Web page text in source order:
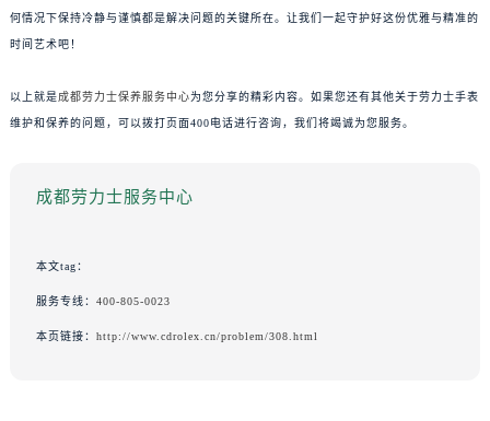
何情况下保持冷静与谨慎都是解决问题的关键所在。让我们一起守护好这份优雅与精准的
时间艺术吧！
以上就是成都劳力士保养服务中心为您分享的精彩内容。如果您还有其他关于劳力士手表
维护和保养的问题，可以拨打页面400电话进行咨询，我们将竭诚为您服务。
成都劳力士服务中心
本文tag：
服务专线： 400-805-0023
本页链接： http://www.cdrolex.cn/problem/308.html